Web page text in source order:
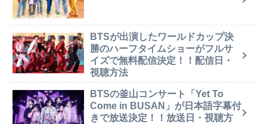
BTSが出演したワールドカップ決
勝のハーフタイムショーがフルサ
イズで無料配信決定！！配信日・
視聴方法
BTSの釜山コンサート「Yet To
Come in BUSAN」が日本語字幕付
きで放送決定！！放送日・視聴方